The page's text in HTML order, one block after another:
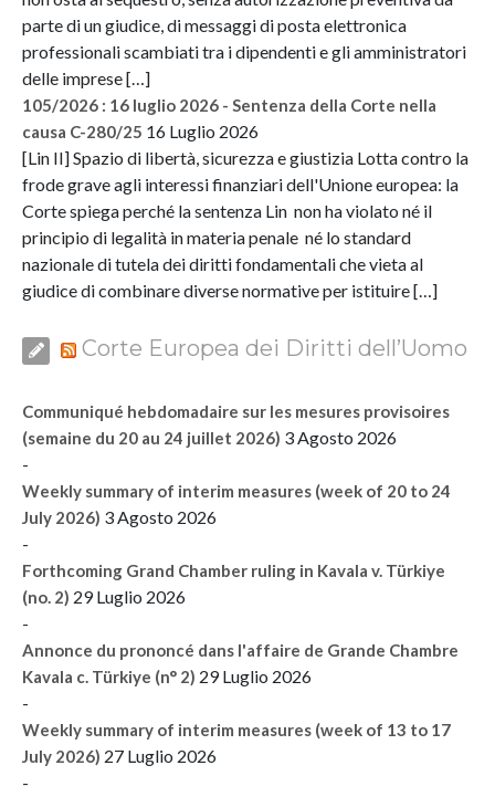
parte di un giudice, di messaggi di posta elettronica
professionali scambiati tra i dipendenti e gli amministratori
delle imprese […]
105/2026 : 16 luglio 2026 - Sentenza della Corte nella
causa C-280/25 16 Luglio 2026
[Lin II] Spazio di libertà, sicurezza e giustizia Lotta contro la
frode grave agli interessi finanziari dell'Unione europea: la
Corte spiega perché la sentenza Lin non ha violato né il
principio di legalità in materia penale né lo standard
nazionale di tutela dei diritti fondamentali che vieta al
giudice di combinare diverse normative per istituire […]
Corte Europea dei Diritti dell’Uomo
Communiqué hebdomadaire sur les mesures provisoires
(semaine du 20 au 24 juillet 2026) 3 Agosto 2026
-
Weekly summary of interim measures (week of 20 to 24
July 2026) 3 Agosto 2026
-
Forthcoming Grand Chamber ruling in Kavala v. Türkiye
(no. 2) 29 Luglio 2026
-
Annonce du prononcé dans l'affaire de Grande Chambre
Kavala c. Türkiye (n° 2) 29 Luglio 2026
-
Weekly summary of interim measures (week of 13 to 17
July 2026) 27 Luglio 2026
-